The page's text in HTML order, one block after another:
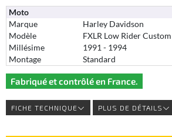
Moto
Marque
Harley Davidson
Modèle
FXLR Low Rider Custom
Millésime
1991 - 1994
Montage
Standard
Fabriqué et contrôlé en France.
FICHE TECHNIQUE PLUS DE DÉTAILS